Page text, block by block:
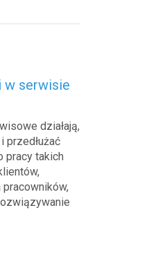
w serwisie
działają,
przedłużać
pracy takich